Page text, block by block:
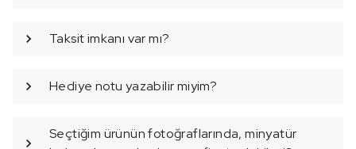
Taksit imkanı var mı?
Hediye notu yazabilir miyim?
Seçtiğim ürünün fotoğraflarında, minyatür